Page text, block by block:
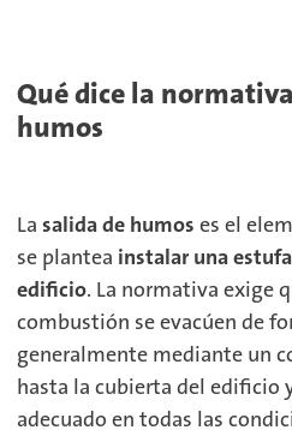
Qué dice la
humos
La salida de humos es el
se plantea instalar una
edificio. La normativa exige
combustión se evacúen de
generalmente mediante un
hasta la cubierta del edificio
adecuado en todas las